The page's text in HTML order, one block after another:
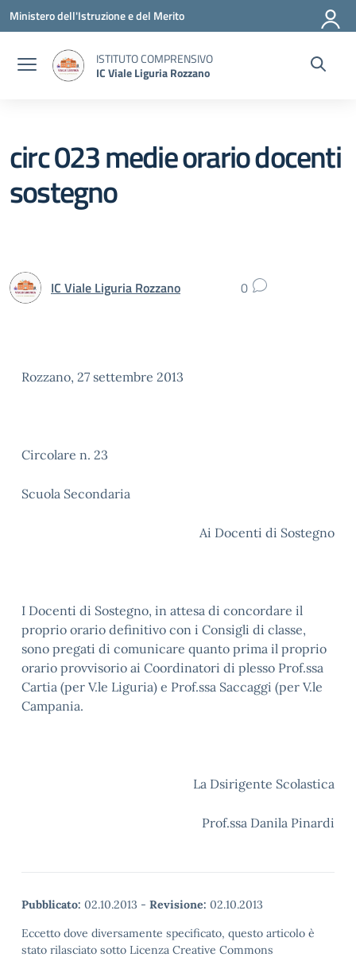
Vai ai contenuti
Vai al menu di navigazione
Vai al footer
Ministero dell'Istruzione e del Merito
ISTITUTO COMPRENSIVO
IC Viale Liguria Rozzano
circ 023 medie orario docenti
sostegno
IC Viale Liguria Rozzano 0
Rozzano, 27 settembre 2013
Circolare n. 23
Scuola Secondaria
Ai Docenti di Sostegno
I Docenti di Sostegno, in attesa di concordare il
proprio orario definitivo con i Consigli di classe,
sono pregati di comunicare quanto prima il proprio
orario provvisorio ai Coordinatori di plesso Prof.ssa
Cartia (per V.le Liguria) e Prof.ssa Saccaggi (per V.le
Campania.
La Dsirigente Scolastica
Prof.ssa Danila Pinardi
Pubblicato: 02.10.2013 - Revisione: 02.10.2013
Eccetto dove diversamente specificato, questo articolo è
stato rilasciato sotto Licenza Creative Commons